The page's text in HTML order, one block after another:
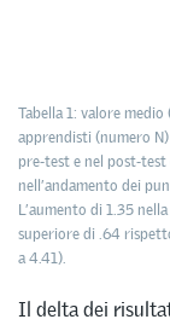
Tabella 1: valore
apprendisti (numero
pre-test e nel post-
nell’andamento dei
L’aumento di 1.35
superiore di .64
a 4.41).
Il delta dei